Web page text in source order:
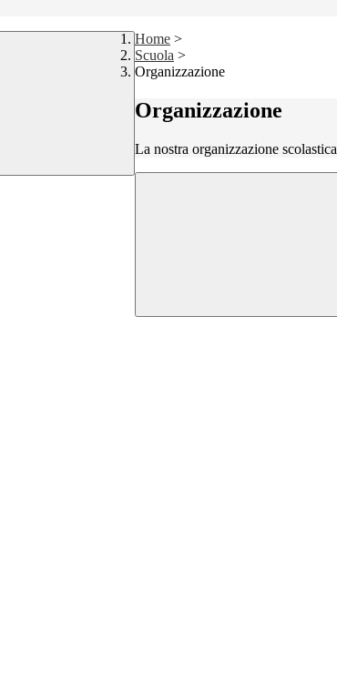
Home >
Scuola >
Organizzazione
Organizzazione
La nostra organizzazione scolastica